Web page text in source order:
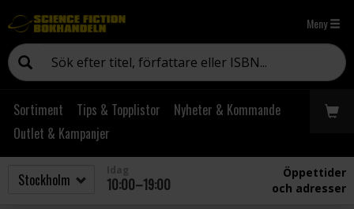
Meny
Sortiment Tips & Topplistor
Nyheter & Kommande
Outlet & Kampanjer
10:00–19:00
Öppettider
och adresser